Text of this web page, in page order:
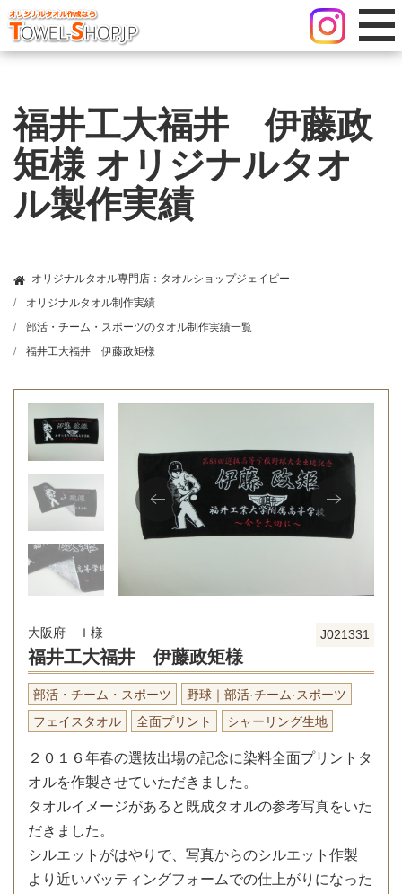
福井工大福井 伊藤政
矩様 オリジナルタオ
ル製作実績
オリジナルタオル専門店：タオルショップジェイピー
オリジナルタオル制作実績
部活・チーム・スポーツのタオル制作実績一覧
福井工大福井 伊藤政矩様
J021331
大阪府 Ｉ様
福井工大福井 伊藤政矩様
部活・チーム・スポーツ
野球｜部活·チーム·スポーツ
フェイスタオル
全面プリント シャーリング生地
２０１６年春の選抜出場の記念に染料全面プリントタ
オルを作製させていただきました。
タオルイメージがあると既成タオルの参考写真をいた
だきました。
シルエットがはやりで、写真からのシルエット作製
より近いバッティングフォームでの仕上がりになった